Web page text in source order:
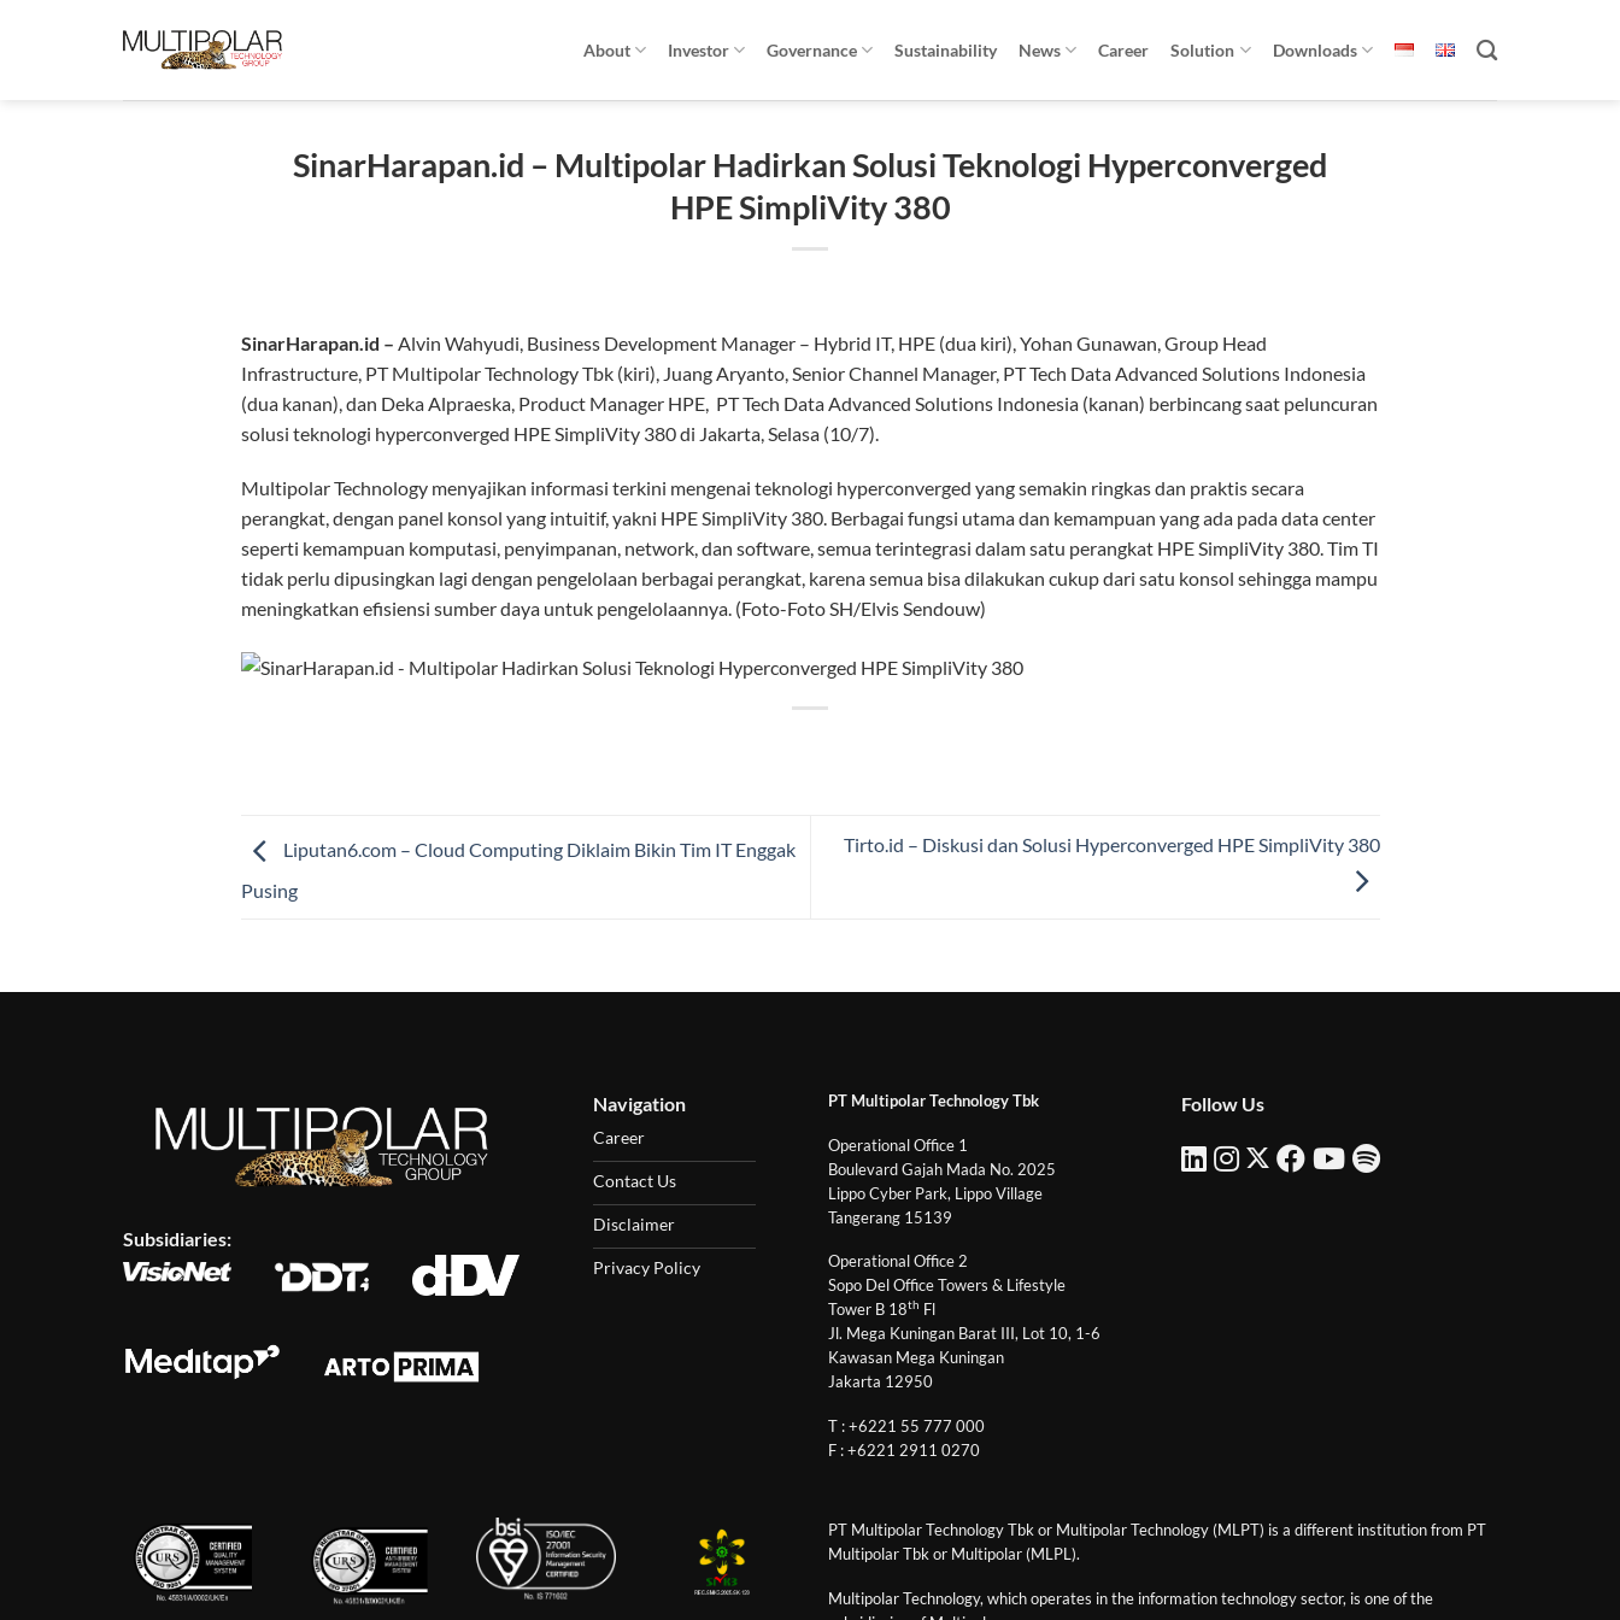
About Investor Governance Sustainability News Career Solution Downloads
SinarHarapan.id – Multipolar Hadirkan Solusi Teknologi Hyperconverged
HPE SimpliVity 380
SinarHarapan.id – Alvin Wahyudi, Business Development Manager – Hybrid IT, HPE (dua kiri), Yohan Gunawan, Group Head
Infrastructure, PT Multipolar Technology Tbk (kiri), Juang Aryanto, Senior Channel Manager, PT Tech Data Advanced Solutions Indonesia
(dua kanan), dan Deka Alpraeska, Product Manager HPE, PT Tech Data Advanced Solutions Indonesia (kanan) berbincang saat peluncuran
solusi teknologi hyperconverged HPE SimpliVity 380 di Jakarta, Selasa (10/7).
Multipolar Technology menyajikan informasi terkini mengenai teknologi hyperconverged yang semakin ringkas dan praktis secara
perangkat, dengan panel konsol yang intuitif, yakni HPE SimpliVity 380. Berbagai fungsi utama dan kemampuan yang ada pada data center
seperti kemampuan komputasi, penyimpanan, network, dan software, semua terintegrasi dalam satu perangkat HPE SimpliVity 380. Tim TI
tidak perlu dipusingkan lagi dengan pengelolaan berbagai perangkat, karena semua bisa dilakukan cukup dari satu konsol sehingga mampu
meningkatkan efisiensi sumber daya untuk pengelolaannya. (Foto-Foto SH/Elvis Sendouw)
Liputan6.com – Cloud Computing Diklaim Bikin Tim IT Enggak
Pusing
Tirto.id – Diskusi dan Solusi Hyperconverged HPE SimpliVity 380
Subsidiaries:
Navigation
Career
Contact Us
Disclaimer
Privacy Policy
PT Multipolar Technology Tbk
Operational Office 1
Boulevard Gajah Mada No. 2025
Lippo Cyber Park, Lippo Village
Tangerang 15139
Operational Office 2
Sopo Del Office Towers & Lifestyle
Tower B 18th Fl
Jl. Mega Kuningan Barat III, Lot 10, 1-6
Kawasan Mega Kuningan
Jakarta 12950
T : +6221 55 777 000
F : +6221 2911 0270
Follow Us
PT Multipolar Technology Tbk or Multipolar Technology (MLPT) is a different institution from PT
Multipolar Tbk or Multipolar (MLPL).
Multipolar Technology, which operates in the information technology sector, is one of the